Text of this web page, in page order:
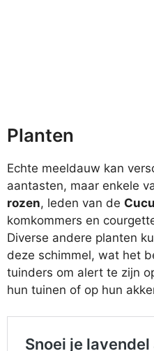
Planten
Echte meeldauw kan
aantasten, maar enkele
rozen, leden van de
komkommers en
Diverse andere planten
deze schimmel, wat het
tuinders om alert te zijn
hun tuinen of op hun